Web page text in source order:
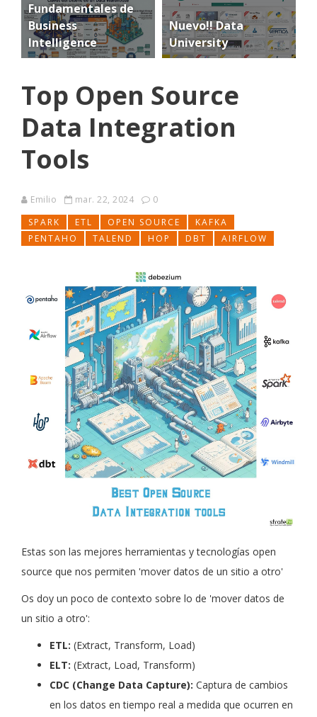
Fundamentales de
Business
Intelligence
Nuevo!! Data
University
Top Open Source
Data Integration
Tools
Emilio mar. 22, 2024
0
SPARK
ETL OPEN SOURCE
KAFKA
PENTAHO
TALEND HOP DBT AIRFLOW
Estas son las mejores herramientas y tecnologías open
source que nos permiten 'mover datos de un sitio a otro'
Os doy un poco de contexto sobre lo de 'mover datos de
un sitio a otro':
ETL: (Extract, Transform, Load)
ELT: (Extract, Load, Transform)
CDC (Change Data Capture): Captura de cambios
en los datos en tiempo real a medida que ocurren en